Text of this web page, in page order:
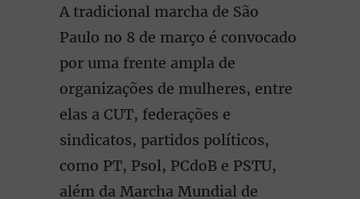
A tradicional marcha de São
Paulo no 8 de março é convocado
por uma frente ampla de
organizações de mulheres, entre
elas a CUT, federações e
sindicatos, partidos políticos,
como PT, Psol, PCdoB e PSTU,
além da Marcha Mundial de